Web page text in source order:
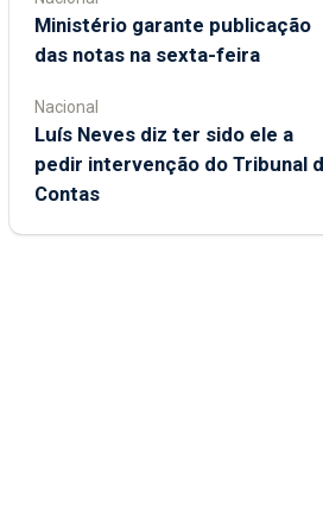
Ministério garante publicação
das notas na sexta-feira
Nacional
Luís Neves diz ter sido ele a
pedir intervenção do Tribunal
Contas